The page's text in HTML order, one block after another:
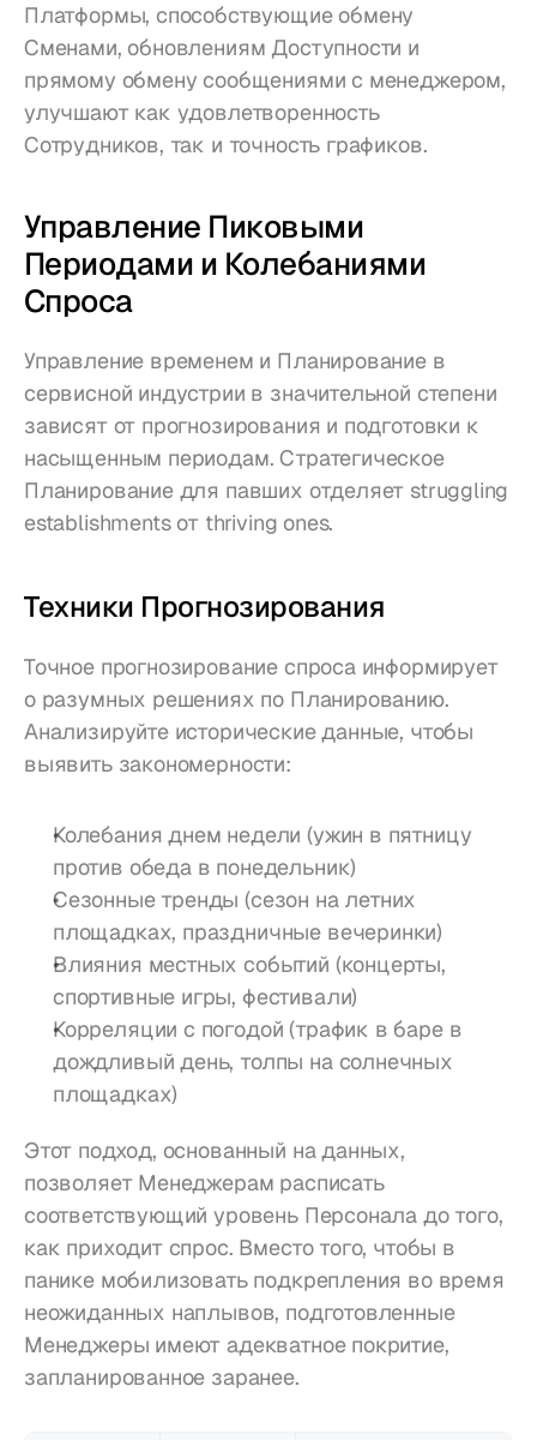
Платформы, способствующие обмену
Сменами, обновлениям Доступности и
прямому обмену сообщениями с менеджером,
улучшают как удовлетворенность
Сотрудников, так и точность графиков.
Управление Пиковыми
Периодами и Колебаниями
Спроса
Управление временем и Планирование в
сервисной индустрии в значительной степени
зависят от прогнозирования и подготовки к
насыщенным периодам. Стратегическое
Планирование для павших отделяет struggling
establishments от thriving ones.
Техники Прогнозирования
Точное прогнозирование спроса информирует
о разумных решениях по Планированию.
Анализируйте исторические данные, чтобы
выявить закономерности:
Колебания днем недели (ужин в пятницу
против обеда в понедельник)
Сезонные тренды (сезон на летних
площадках, праздничные вечеринки)
Влияния местных событий (концерты,
спортивные игры, фестивали)
Корреляции с погодой (трафик в баре в
дождливый день, толпы на солнечных
площадках)
Этот подход, основанный на данных,
позволяет Менеджерам расписать
соответствующий уровень Персонала до того,
как приходит спрос. Вместо того, чтобы в
панике мобилизовать подкрепления во время
неожиданных наплывов, подготовленные
Менеджеры имеют адекватное покритие,
запланированное заранее.